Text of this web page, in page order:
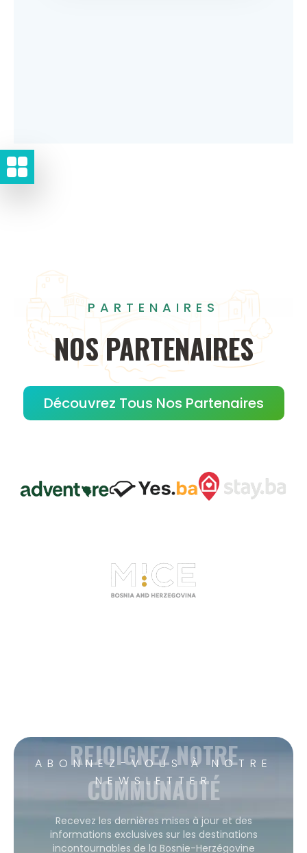
PARTENAIRES
NOS PARTENAIRES
Découvrez Tous Nos Partenaires
ABONNEZ-VOUS À NOTRE
NEWSLETTER
REJOIGNEZ NOTRE
COMMUNAUTÉ
Recevez les dernières mises à jour et des
informations exclusives sur les destinations
incontournables de la Bosnie-Herzégovine